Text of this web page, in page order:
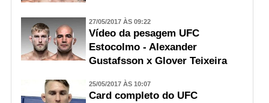
27/05/2017 ÀS 09:22
Vídeo da pesagem UFC
Estocolmo - Alexander
Gustafsson x Glover Teixeira
25/05/2017 ÀS 10:07
Card completo do UFC